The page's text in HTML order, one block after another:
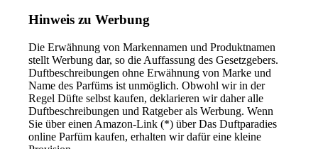
Hinweis zu Werbung
Die Erwähnung von Markennamen und Produktnamen
stellt Werbung dar, so die Auffassung des Gesetzgebers.
Duftbeschreibungen ohne Erwähnung von Marke und
Name des Parfüms ist unmöglich. Obwohl wir in der
Regel Düfte selbst kaufen, deklarieren wir daher alle
Duftbeschreibungen und Ratgeber als Werbung. Wenn
Sie über einen Amazon-Link (*) über Das Duftparadies
online Parfüm kaufen, erhalten wir dafür eine kleine